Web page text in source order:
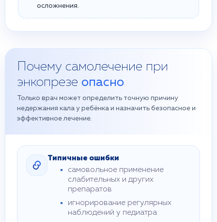
осложнения.
Почему самолечение при
энкопрезе опасно
Только врач может определить точную причину
недержания кала у ребёнка и назначить безопасное и
эффективное лечение.
Типичные ошибки
самовольное применение
слабительных и других
препаратов
игнорирование регулярных
наблюдений у педиатра